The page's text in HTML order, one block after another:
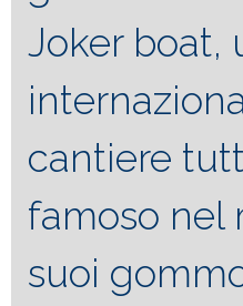
Joker boat,
cantiere
famoso nel
suoi